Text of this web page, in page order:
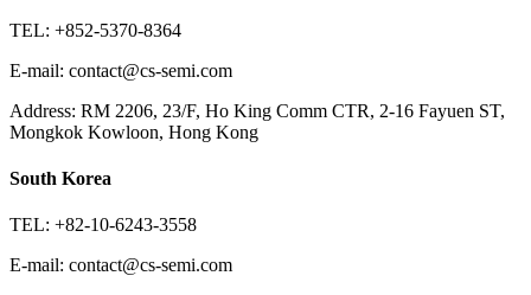
TEL: +852-5370-8364
E-mail: contact@cs-semi.com
Address: RM 2206, 23/F, Ho King Comm CTR, 2-16 Fayuen ST,
Mongkok Kowloon, Hong Kong
South Korea
TEL: +82-10-6243-3558
E-mail: contact@cs-semi.com